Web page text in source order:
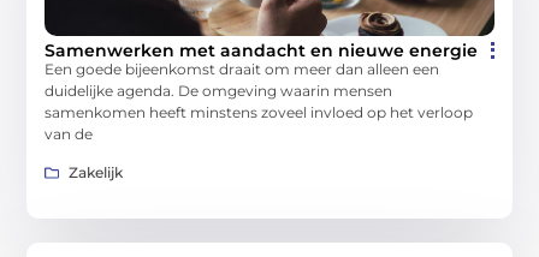
Samenwerken met aandacht en nieuwe energie
Een goede bijeenkomst draait om meer dan alleen een
duidelijke agenda. De omgeving waarin mensen
samenkomen heeft minstens zoveel invloed op het verloop
van de
Zakelijk